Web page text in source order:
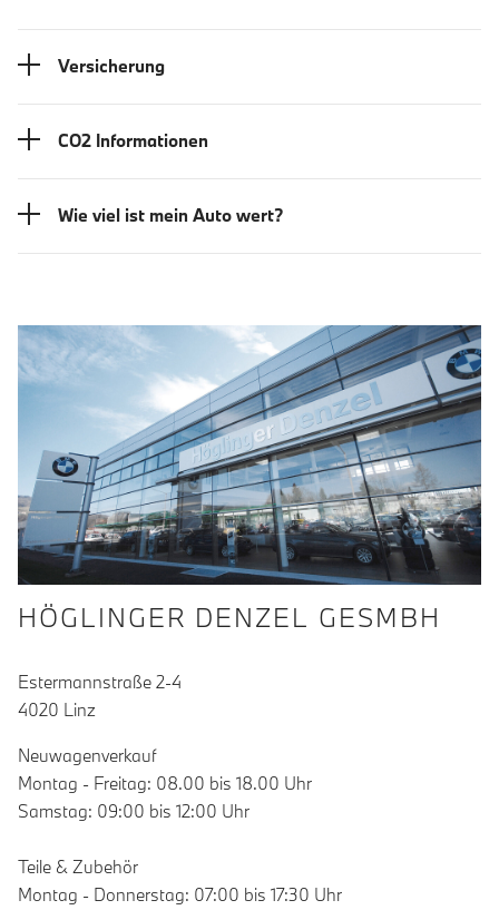
Versicherung
CO2 Informationen
Wie viel ist mein Auto wert?
HÖGLINGER DENZEL GESMBH
Estermannstraße 2-4
4020 Linz
Neuwagenverkauf
Montag - Freitag: 08.00 bis 18.00 Uhr
Samstag: 09:00 bis 12:00 Uhr
Teile & Zubehör
Montag - Donnerstag: 07:00 bis 17:30 Uhr